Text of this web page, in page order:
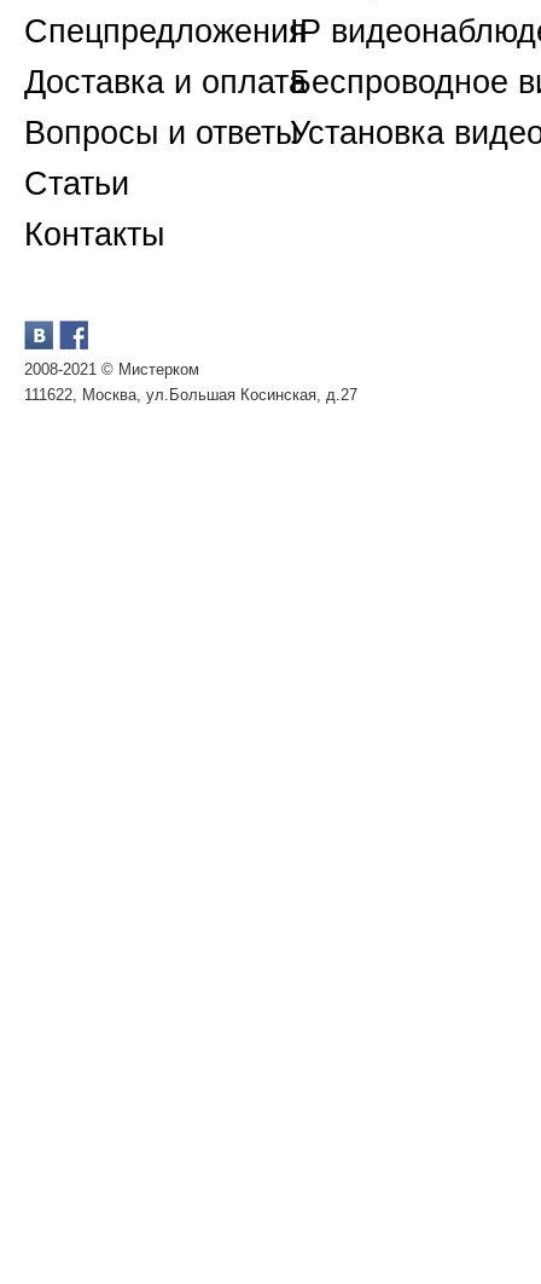
Спецпредложения
Доставка и оплата
Вопросы и ответы
Статьи
Контакты
2008-2021 © Мистерком
111622, Москва, ул.Большая Косинская, д.27
IP
Беспроводное
Установка